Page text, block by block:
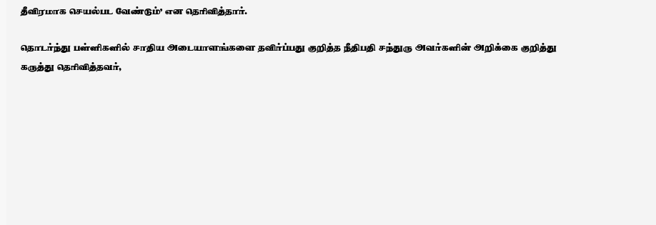
தீவிரமாக செயல்பட வேண்டும்’ என தெரிவித்தார்.
தொடர்ந்து பள்ளிகளில் சாதிய அடையாளங்களை தவிர்ப்பது குறித்த நீதிபதி சந்துரு அவர்களின் அறிக்கை குறித்து
கருத்து தெரிவித்தவர்,